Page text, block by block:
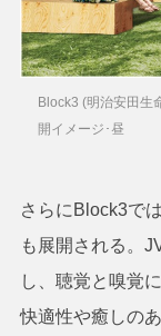
Block3 (明治安田生
開イメージ･昼
さらにBlock3で
も展開される。
し、聴覚と嗅覚
快適性や癒しの